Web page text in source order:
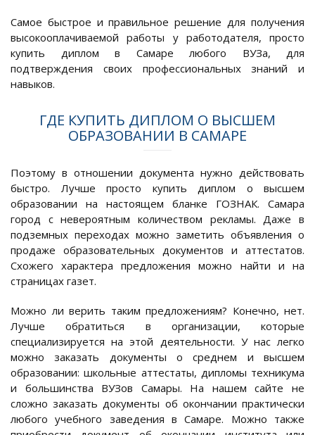
Самое быстрое и правильное решение для получения
высокооплачиваемой работы у работодателя, просто
купить диплом в Самаре любого ВУЗа, для
подтверждения своих профессиональных знаний и
навыков.
ГДЕ КУПИТЬ ДИПЛОМ О ВЫСШЕМ
ОБРАЗОВАНИИ В САМАРЕ
Поэтому в отношении документа нужно действовать
быстро. Лучше просто купить диплом о высшем
образовании на настоящем бланке ГОЗНАК. Самара
город с невероятным количеством рекламы. Даже в
подземных переходах можно заметить объявления о
продаже образовательных документов и аттестатов.
Схожего характера предложения можно найти и на
страницах газет.
Можно ли верить таким предложениям? Конечно, нет.
Лучше обратиться в организации, которые
специализируется на этой деятельности. У нас легко
можно заказать документы о среднем и высшем
образовании: школьные аттестаты, дипломы техникума
и большинства ВУЗов Самары. На нашем сайте не
сложно заказать документы об окончании практически
любого учебного заведения в Самаре. Можно также